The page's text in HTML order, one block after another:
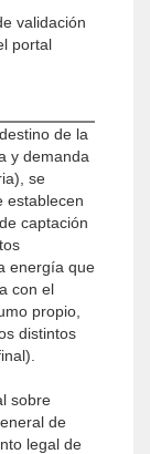
validación
portal
de la
y demanda
se
establecen
captación
energía que
con el
propio,
distintos
sobre
de
legal de